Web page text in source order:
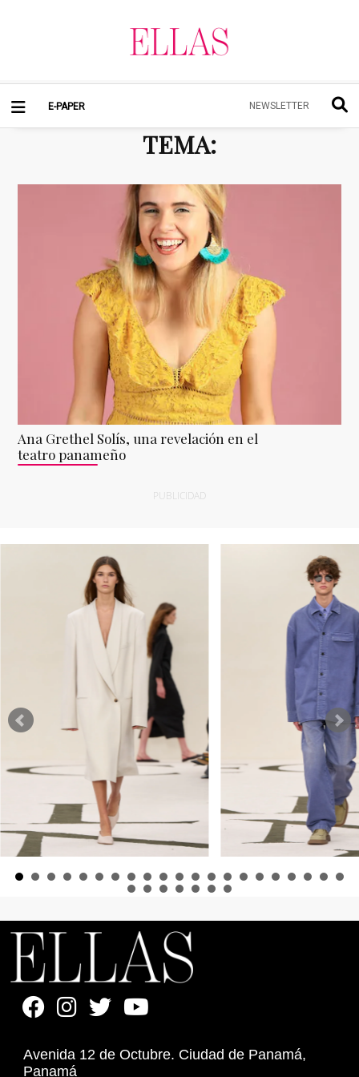
E-PAPER NEWSLETTER
TEMA:
Ana Grethel Solís, una revelación en el
teatro panameño
PUBLICIDAD
Avenida 12 de Octubre. Ciudad de Panamá,
Panamá